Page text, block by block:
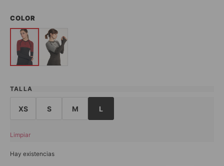
COLOR
TALLA
XS S M L
Limpiar
Hay existencias